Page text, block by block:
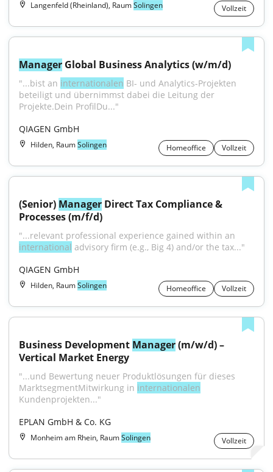
Langenfeld (Rheinland), RaumSolingen Vollzeit
Manager Global Business Analytics (w/m/d)
"...bist an internationalen BI- und Analytics-Projekten
beteiligt und übernimmst dabei die Leitung der
Projekte.Dein ProfilDu..."
QIAGEN GmbH
Hilden, RaumSolingen Homeoffice Vollzeit
(Senior) Manager Direct Tax Compliance &
Processes (m/f/d)
international advisory firm (e.g., Big 4) and/or the tax..."
QIAGEN GmbH
Hilden, RaumSolingen Homeoffice Vollzeit
Business Development Manager (m/w/d) –
Vertical Market Energy
"...und Bewertung neuer Produktlösungen für dieses
MarktsegmentMitwirkung in internationalen
Kundenprojekten..."
EPLAN GmbH & Co. KG
Monheim am Rhein, RaumSolingen Vollzeit